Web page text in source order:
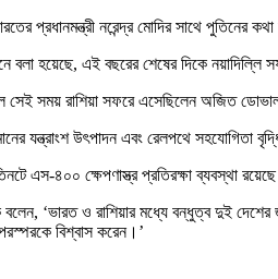
প্রধানমন্ত্রী নরেন্দ্র মোদির সাথে
হয়েছে, এই বছরের শেষের দিকে নয়াদিল্লি
সেই সময় রাশিয়া সফরে এসেছিলেন অজিত
যন্ত্রাংশ উৎপাদন এবং রেলপথে সহযোগিতা
এস-৪০০ ক্ষেপণাস্ত্র প্রতিরক্ষা ব্যবস্থা
‘ভারত ও রাশিয়ার মধ্যে বন্ধুত্ব দুই
বিশ্বাস করেন।’